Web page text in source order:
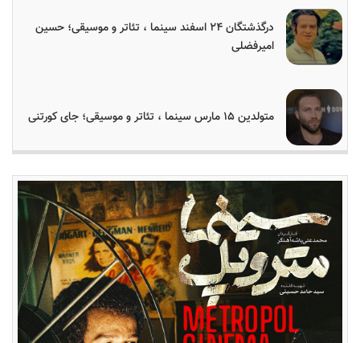
درگذشتگان ۲۴ اسفند سینما ، تئاتر و موسیقی؛ حسین
امیرفضلی
متولدین ۱۵ مارس سینما ، تئاتر و موسیقی؛ جای کورتنی